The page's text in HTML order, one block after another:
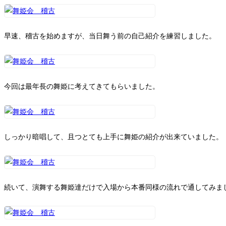
早速、稽古を始めますが、当日舞う前の自己紹介を練習しました。
今回は最年長の舞姫に考えてきてもらいました。
しっかり暗唱して、且つとても上手に舞姫の紹介が出来ていました。
続いて、演舞する舞姫達だけで入場から本番同様の流れで通してみま